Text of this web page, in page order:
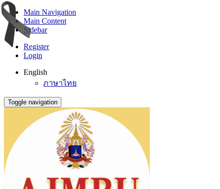
Main Navigation
Main Content
Sidebar
Register
Login
English
ภาษาไทย
Toggle navigation